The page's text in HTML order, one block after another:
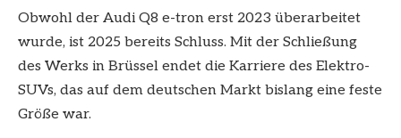
Obwohl der Audi Q8 e-tron erst 2023 überarbeitet
wurde, ist 2025 bereits Schluss. Mit der Schließung
des Werks in Brüssel endet die Karriere des Elektro-
SUVs, das auf dem deutschen Markt bislang eine feste
Größe war.